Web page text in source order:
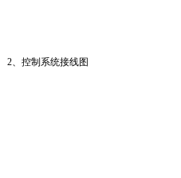
2、控制系统接线图